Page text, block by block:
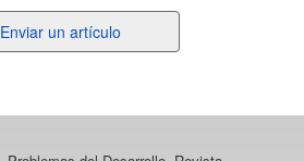
Enviar un artículo